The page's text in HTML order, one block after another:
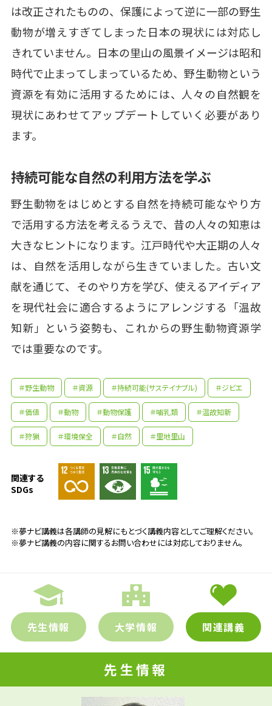
は改正されたものの、保護によって逆に一部の野生
動物が増えすぎてしまった日本の現状には対応し
きれていません。日本の里山の風景イメージは昭和
時代で止まってしまっているため、野生動物という
資源を有効に活用するためには、人々の自然観を
現状にあわせてアップデートしていく必要があり
ます。
持続可能な自然の利用方法を学ぶ
野生動物をはじめとする自然を持続可能なやり方
で活用する方法を考えるうえで、昔の人々の知恵は
大きなヒントになります。江戸時代や大正期の人々
は、自然を活用しながら生きていました。古い文
献を通じて、そのやり方を学び、使えるアイディア
を現代社会に適合するようにアレンジする「温故
知新」という姿勢も、これからの野生動物資源学
では重要なのです。
＃野生動物 ＃資源 ＃持続可能(サステイナブル) ＃ジビエ
＃価値 ＃動物 ＃動物保護 ＃哺乳類 ＃温故知新
＃狩猟 ＃環境保全 ＃自然 ＃里地里山
関連する
SDGs
※夢ナビ講義は各講師の見解にもとづく講義内容としてご理解ください。
※夢ナビ講義の内容に関するお問い合わせには対応しておりません。
先生情報 大学情報 関連講義
先生情報